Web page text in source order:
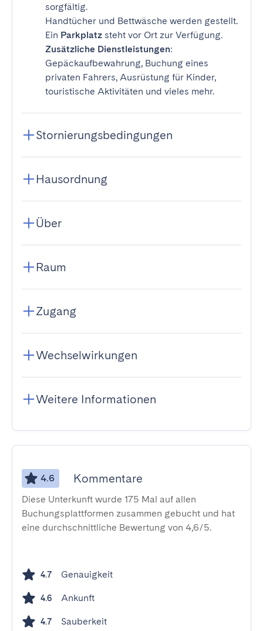
sorgfältig.
Handtücher und Bettwäsche werden gestellt.
Ein Parkplatz steht vor Ort zur Verfügung.
Zusätzliche Dienstleistungen:
Gepäckaufbewahrung, Buchung eines
privaten Fahrers, Ausrüstung für Kinder,
touristische Aktivitäten und vieles mehr.
Stornierungsbedingungen
Hausordnung
Über
Raum
Zugang
Wechselwirkungen
Weitere Informationen
4.6 Kommentare
Diese Unterkunft wurde 175 Mal auf allen
Buchungsplattformen zusammen gebucht und hat
eine durchschnittliche Bewertung von 4,6/5.
4.7 Genauigkeit
4.6 Ankunft
4.7 Sauberkeit